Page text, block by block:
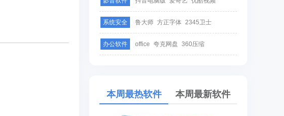
系统安全 鲁大师 方正字体 2345卫士
办公软件 office 夸克网盘 360压缩
本周最热软件 本周最新软件